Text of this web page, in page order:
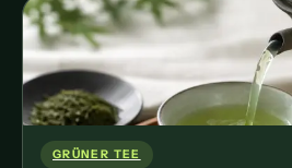
GRÜNER TEE